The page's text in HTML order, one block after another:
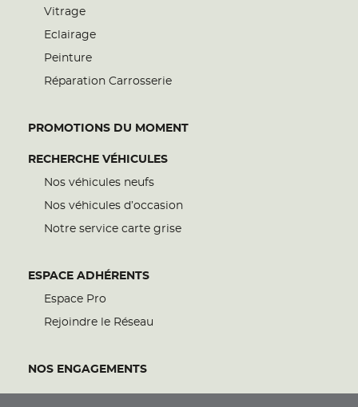
Vitrage
Eclairage
Peinture
Réparation Carrosserie
PROMOTIONS DU MOMENT
RECHERCHE VÉHICULES
Nos véhicules neufs
Nos véhicules d’occasion
Notre service carte grise
ESPACE ADHÉRENTS
Espace Pro
Rejoindre le Réseau
NOS ENGAGEMENTS